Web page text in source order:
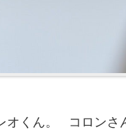
オくん。 コロンさ